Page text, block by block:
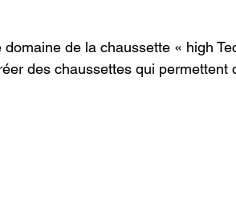
de la chaussette « high
des chaussettes qui permettent